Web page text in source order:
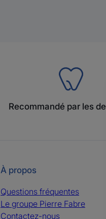
Recommandé par les
À propos
Questions fréquentes
Le groupe Pierre Fabre
Contactez-nous